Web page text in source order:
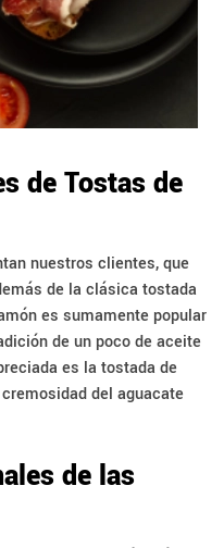
de Tostas de
nuestros clientes, que
de la clásica tostada
es sumamente popular
de un poco de aceite
es la tostada de
del aguacate
de las